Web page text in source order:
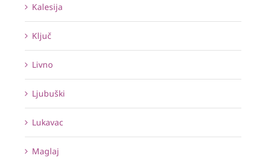
Kalesija
Ključ
Livno
Ljubuški
Lukavac
Maglaj